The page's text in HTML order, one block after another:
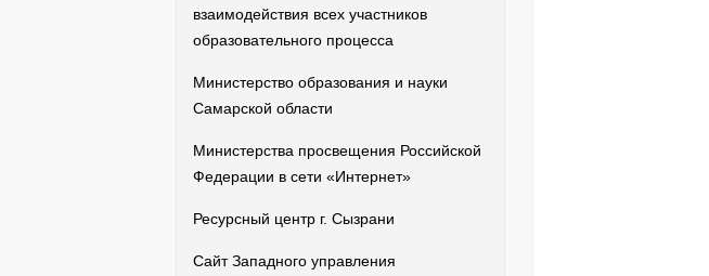
взаимодействия всех участников
образовательного процесса
Министерство образования и науки
Самарской области
Министерства просвещения Российской
Федерации в сети «Интернет»
Ресурсный центр г. Сызрани
Сайт Западного управления